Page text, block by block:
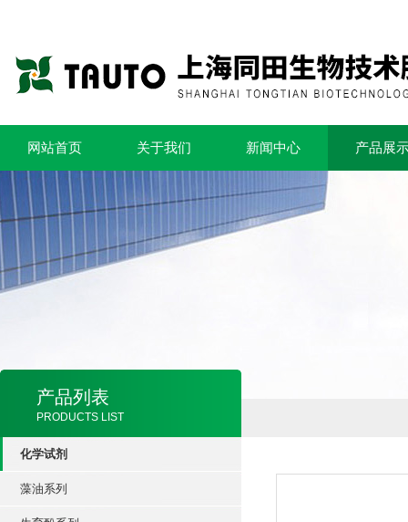
网站首页 关于我们 新闻中心 产品展
产品列表
PRODUCTS LIST
化学试剂
藻油系列